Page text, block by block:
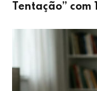
Tentação” com